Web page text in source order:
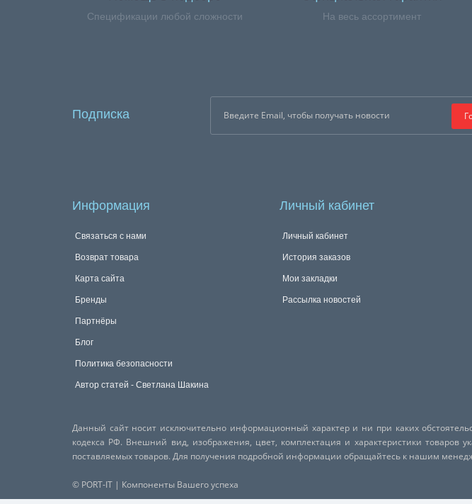
Спецификации любой сложности На весь ассортимент
Подписка
Информация
Связаться с нами
Возврат товара
Карта сайта
Бренды
Партнёры
Блог
Политика безопасности
Автор статей - Светлана Шакина
Личный кабинет
Личный кабинет
История заказов
Мои закладки
Рассылка новостей
Данный сайт носит исключительно информационный характер и ни при каких
кодекса РФ. Внешний вид, изображения, цвет, комплектация и характеристики товаров
поставляемых товаров. Для получения подробной информации обращайтесь к нашим
© PORT-IT | Компоненты Вашего успеха